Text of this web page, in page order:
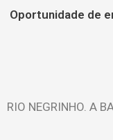
Oportunidade de
RIO NEGRINHO. A